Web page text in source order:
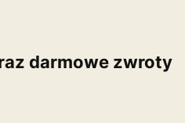
darmowe zwroty